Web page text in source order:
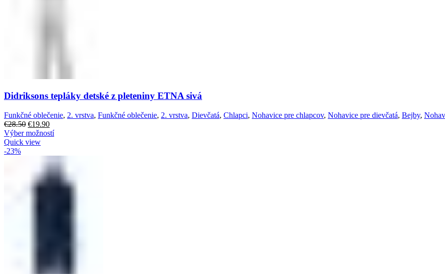
Didriksons tepláky detské z pleteniny ETNA sivá
Funkčné oblečenie, 2. vrstva, Funkčné oblečenie, 2. vrstva, Dievčatá, Chlapci, Nohavice pre chlapcov, Nohavice pre dievčatá, Bejby,
€28.50 €19.90
Výber možností
Quick view
-23%